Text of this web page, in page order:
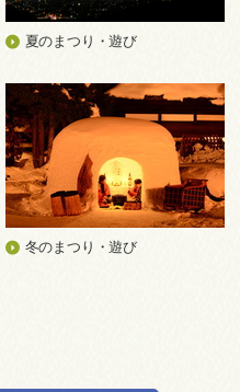
夏のまつり・遊び
冬のまつり・遊び